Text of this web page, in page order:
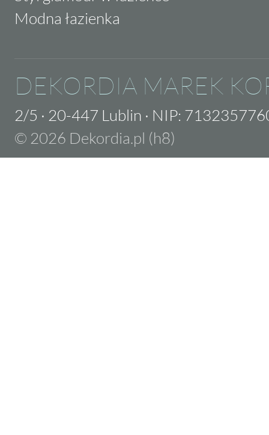
Modna łazienka
DEKORDIA MAREK
2/5 · 20-447 Lublin · NIP:
© 2026 Dekordia.pl (h8)